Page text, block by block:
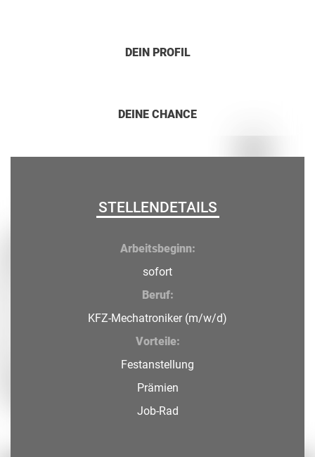
DEIN PROFIL
DEINE CHANCE
STELLENDETAILS
Arbeitsbeginn:
sofort
Beruf:
KFZ-Mechatroniker (m/w/d)
Vorteile:
Festanstellung
Prämien
Job-Rad